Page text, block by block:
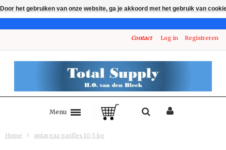
Contact Log in Registreren
Menu
Home antargaz gasfles 10,5 kg
Door het gebruiken van onze website, ga je akkoord met het gebruik van